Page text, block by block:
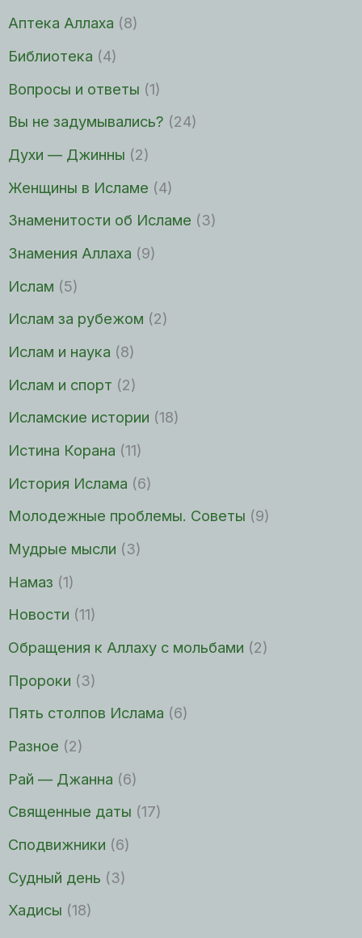
Аптека Аллаха (8)
Библиотека (4)
Вопросы и ответы (1)
Вы не задумывались? (24)
Духи — Джинны (2)
Женщины в Исламе (4)
Знаменитости об Исламе (3)
Знамения Аллаха (9)
Ислам (5)
Ислам за рубежом (2)
Ислам и наука (8)
Ислам и спорт (2)
Исламские истории (18)
Истина Корана (11)
История Ислама (6)
Молодежные проблемы. Советы (9)
Мудрые мысли (3)
Намаз (1)
Новости (11)
Обращения к Аллаху с мольбами (2)
Пророки (3)
Пять столпов Ислама (6)
Разное (2)
Рай — Джанна (6)
Священные даты (17)
Сподвижники (6)
Судный день (3)
Хадисы (18)